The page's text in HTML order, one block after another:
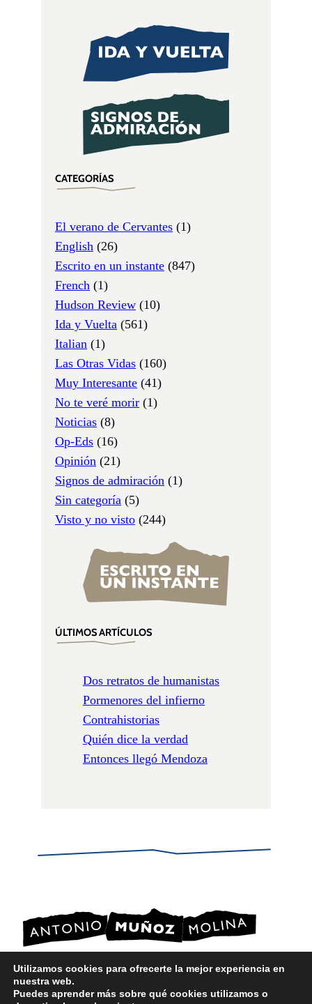
CATEGORÍAS
El verano de Cervantes (1)
English (26)
Escrito en un instante (847)
French (1)
Hudson Review (10)
Ida y Vuelta (561)
Italian (1)
Las Otras Vidas (160)
Muy Interesante (41)
No te veré morir (1)
Noticias (8)
Op-Eds (16)
Opinión (21)
Signos de admiración (1)
Sin categoría (5)
Visto y no visto (244)
ÚLTIMOS ARTÍCULOS
Dos retratos de humanistas
Pormenores del infierno
Contrahistorias
Quién dice la verdad
Entonces llegó Mendoza
POLÍTICA DE COOKIES
Utilizamos cookies para ofrecerte la mejor experiencia en
nuestra web.
Puedes aprender más sobre qué cookies utilizamos o